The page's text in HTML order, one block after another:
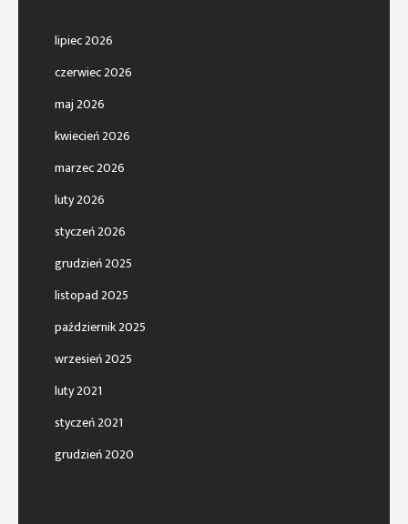
lipiec 2026
czerwiec 2026
maj 2026
kwiecień 2026
marzec 2026
luty 2026
styczeń 2026
grudzień 2025
listopad 2025
październik 2025
wrzesień 2025
luty 2021
styczeń 2021
grudzień 2020